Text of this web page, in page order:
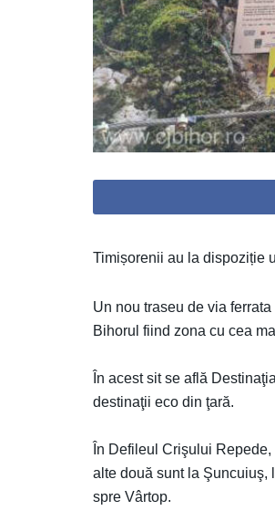
Timișorenii au la dispoziție
Un nou traseu de via
Bihorul fiind zona cu cea
În acest sit se află
destinaţii eco din ţară.
În Defileul Crişului
alte două sunt la Şuncuiuş,
spre Vârtop.